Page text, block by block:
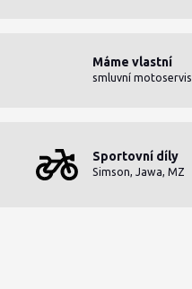
Máme vlastní
smluvní motoservis
Sportovní díly
Simson, Jawa, MZ